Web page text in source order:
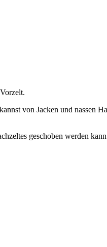
von Jacken und nassen
geschoben werden